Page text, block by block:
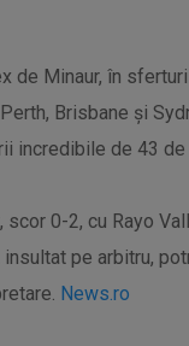
de Minaur, în
Brisbane şi
incredibile de 43
0-2, cu Rayo
pe arbitru,
News.ro